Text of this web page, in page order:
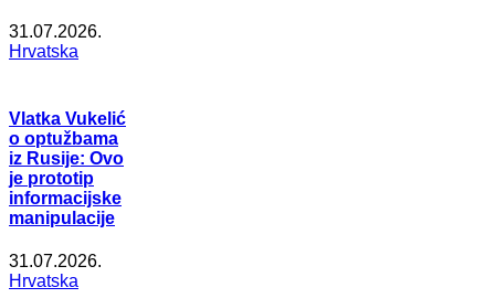
31.07.2026.
Hrvatska
Vlatka Vukelić
o optužbama
iz Rusije: Ovo
je prototip
informacijske
manipulacije
31.07.2026.
Hrvatska